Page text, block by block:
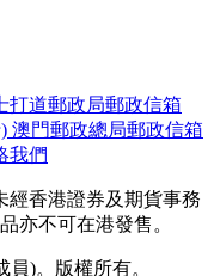
打道郵政局郵政信箱
澳門郵政總局郵政信箱
我們
經香港證券及期貨事務
亦不可在港發售。
)。版權所有。